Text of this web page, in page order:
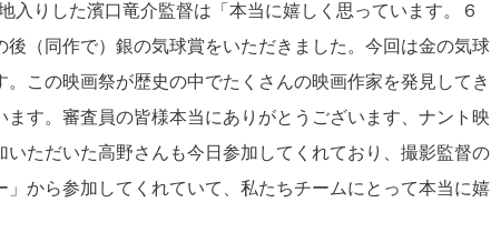
りした濱口竜介監督は「本当に嬉しく思っています。６
（同作で）銀の気球賞をいただきました。今回は金の気球
この映画祭が歴史の中でたくさんの映画作家を発見してき
す。審査員の皆様本当にありがとうございます、ナント映
ただいた高野さんも今日参加してくれており、撮影監督の
から参加してくれていて、私たちチームにとって本当に嬉